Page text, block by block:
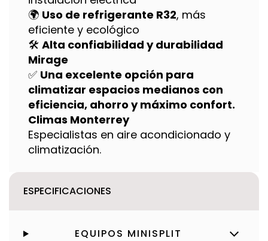
🌍 Uso de refrigerante R32, más
eficiente y ecológico
🛠️ Alta confiabilidad y durabilidad
Mirage
✅ Una excelente opción para
climatizar espacios medianos con
eficiencia, ahorro y máximo confort.
Climas Monterrey
Especialistas en aire acondicionado y
climatización.
ESPECIFICACIONES
EQUIPOS MINISPLIT